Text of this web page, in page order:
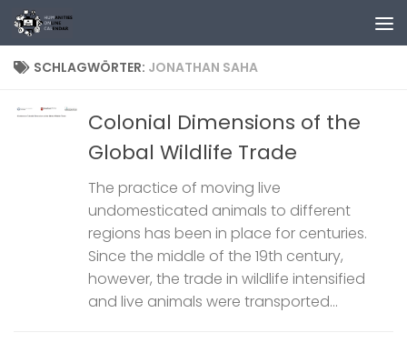
Zum Inhalt springen
SCHLAGWÖRTER: JONATHAN SAHA
Colonial Dimensions of the
Global Wildlife Trade
The practice of moving live
undomesticated animals to different
regions has been in place for centuries.
Since the middle of the 19th century,
however, the trade in wildlife intensified
and live animals were transported...